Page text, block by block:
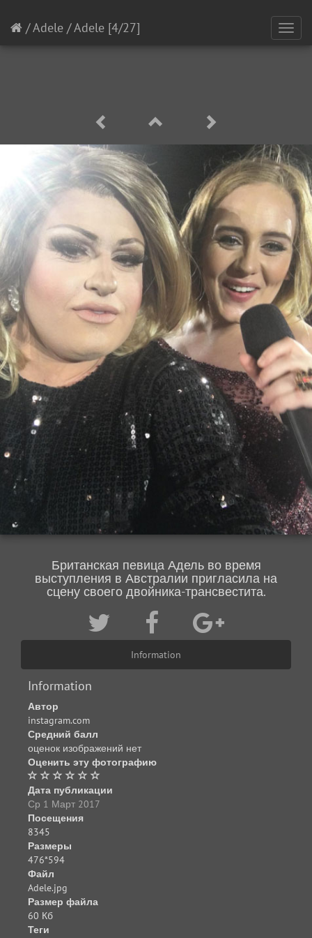
/Adele /Adele [4/27]
Британская певица Адель во время
выступления в Австралии пригласила на
сцену своего двойника-трансвестита.
Information
Information
Автор
instagram.com
Средний балл
оценок изображений нет
Оценить эту фотографию
Дата публикации
Ср 1 Март 2017
Посещения
8345
Размеры
476*594
Файл
Adele.jpg
Размер файла
60 Кб
Теги